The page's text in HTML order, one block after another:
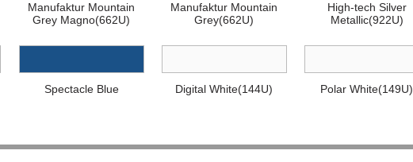
Manufaktur Mountain
Grey Magno(662U)
Manufaktur Mountain
Grey(662U)
High-tech Silver
Metallic(922U)
Spectacle Blue Digital White(144U) Polar White(149U)